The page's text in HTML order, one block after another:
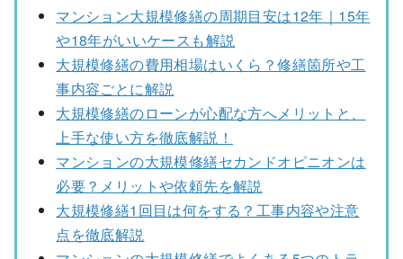
マンション大規模修繕の周期目安は12年｜15年
や18年がいいケースも解説
大規模修繕の費用相場はいくら？修繕箇所や工
事内容ごとに解説
大規模修繕のローンが心配な方へメリットと、
上手な使い方を徹底解説！
マンションの大規模修繕セカンドオピニオンは
必要？メリットや依頼先を解説
大規模修繕1回目は何をする？工事内容や注意
点を徹底解説